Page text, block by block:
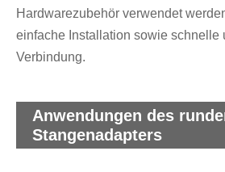
Hardwarezubehör verwendet
einfache Installation sowie schnelle
Verbindung.
Anwendungen des
Stangenadapters